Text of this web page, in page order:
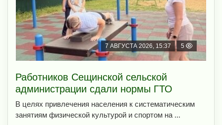
7 АВГУСТА 2026, 15:37 5
Работников Сещинской сельской
администрации сдали нормы ГТО
В целях привлечения населения к систематическим
занятиям физической культурой и спортом на ...